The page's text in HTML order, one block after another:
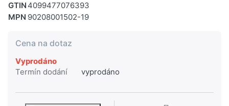
GTIN 4099477076393
MPN 90208001502-19
Cena na dotaz
Vyprodáno
Termín dodání
vyprodáno